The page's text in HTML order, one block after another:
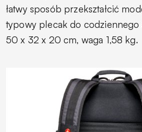
łatwy sposób przekształcić
typowy plecak do codziennego
50 x 32 x 20 cm, waga 1,58 kg.